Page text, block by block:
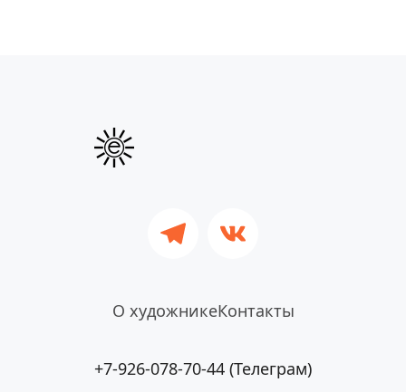
О художникеКонтакты
+7-926-078-70-44 (Телеграм)